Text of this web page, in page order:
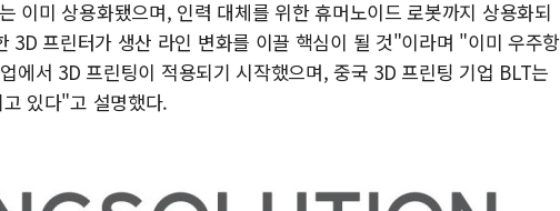
이미 상용화됐으며, 인력 대체를 위한 휴머노이드 로봇까지 상용화되
3D 프린터가 생산 라인 변화를 이끌 핵심이 될 것"이라며 "이미 우주항
에서 3D 프린팅이 적용되기 시작했으며, 중국 3D 프린팅 기업 BLT는
있다"고 설명했다.